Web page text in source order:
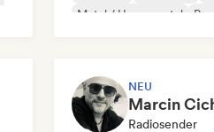
Metal / Heavy metal
NEU
Radiosender